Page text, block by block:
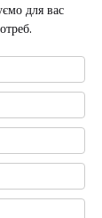
для вас